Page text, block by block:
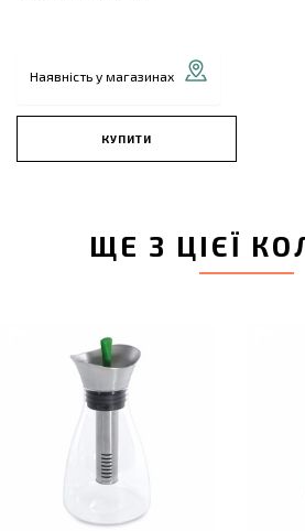
Наявність у магазинах
КУПИТИ
ЩЕ З ЦІЄЇ